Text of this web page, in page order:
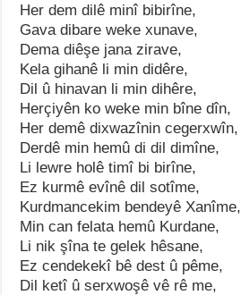
Her dem dilê minî bibirîne,
Gava dibare weke xunave,
Dema diêşe jana zirave,
Kela gihanê li min didêre,
Dil û hinavan li min dihêre,
Herçiyên ko weke min bîne dîn,
Her demê dixwazînin cegerxwîn,
Derdê min hemû di dil dimîne,
Li lewre holê timî bi birîne,
Ez kurmê evînê dil sotîme,
Kurdmancekim bendeyê Xanîme,
Min can felata hemû Kurdane,
Li nik şîna te gelek hêsane,
Ez cendekekî bê dest û pême,
Dil ketî û serxwoşê vê rê me,